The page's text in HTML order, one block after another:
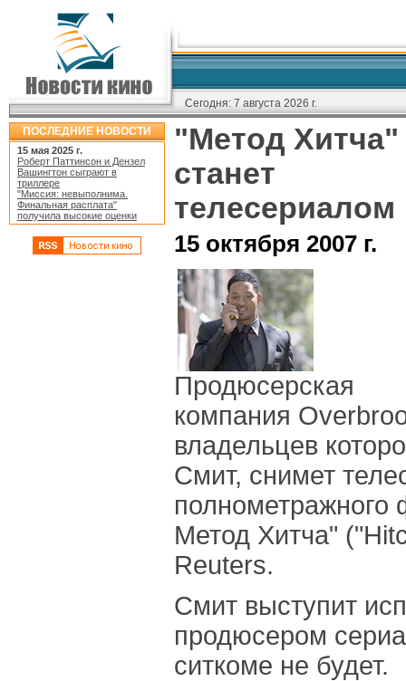
Сегодня: 7 августа 2026 г.
ПОСЛЕДНИЕ НОВОСТИ
15 мая 2025 г.
Роберт Паттинсон и Дензел
Вашингтон сыграют в
триллере
"Миссия: невыполнима.
Финальная расплата"
получила высокие оценки
"Метод Хитча"
станет
телесериалом
15 октября 2007 г.
Продюсерская
компания
владельцев
Смит, снимет
Метод Хитча"
Reuters.
Смит выступит
продюсером
ситкоме не будет.